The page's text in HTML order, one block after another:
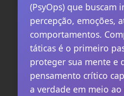
(PsyOps) que buscam
percepção, emoções,
comportamentos.
táticas é o primeiro
proteger sua mente e
pensamento crítico
a verdade em meio